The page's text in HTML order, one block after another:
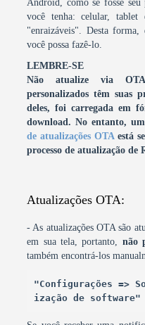
Android, como se fosse
você tenha: celular, tablet
"enraizáveis". Desta
você possa fazê-lo.
LEMBRE-SE
Não atualize via
personalizados têm suas
deles, foi carregada em
download. No entanto,
de atualizações OTAestá
processo de atualização
Atualizações OTA:
- As atualizações OTA são
em sua tela, portanto, não
também encontrá-los
"Configurações =>
ização de software"